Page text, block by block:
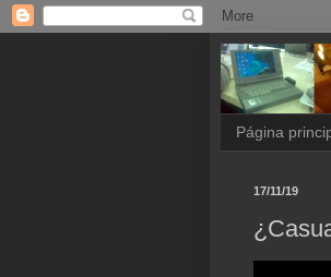
Página
17/11/19